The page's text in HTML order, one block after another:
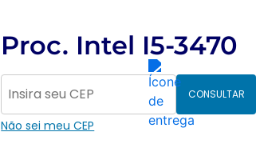
Proc. Intel I5-3470
CONSULTAR
Não sei meu CEP